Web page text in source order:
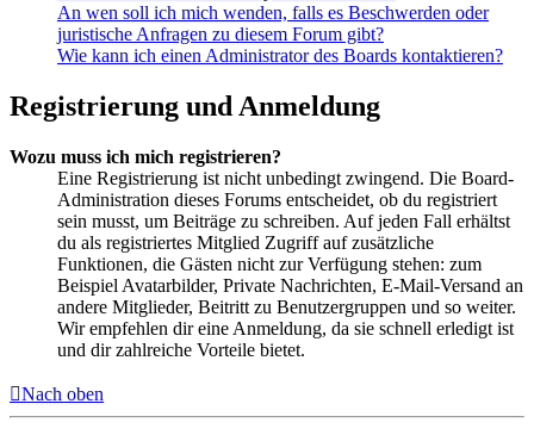
An wen soll ich mich wenden, falls es Beschwerden oder
juristische Anfragen zu diesem Forum gibt?
Wie kann ich einen Administrator des Boards kontaktieren?
Registrierung und Anmeldung
Wozu muss ich mich registrieren?
Eine Registrierung ist nicht unbedingt zwingend. Die Board-
Administration dieses Forums entscheidet, ob du registriert
sein musst, um Beiträge zu schreiben. Auf jeden Fall erhältst
du als registriertes Mitglied Zugriff auf zusätzliche
Funktionen, die Gästen nicht zur Verfügung stehen: zum
Beispiel Avatarbilder, Private Nachrichten, E-Mail-Versand an
andere Mitglieder, Beitritt zu Benutzergruppen und so weiter.
Wir empfehlen dir eine Anmeldung, da sie schnell erledigt ist
und dir zahlreiche Vorteile bietet.
Nach oben